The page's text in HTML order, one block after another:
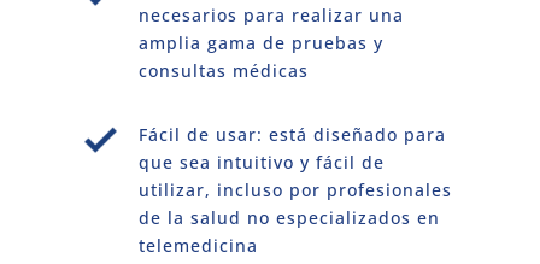
necesarios para realizar una
amplia gama de pruebas y
consultas médicas
Fácil de usar: está diseñado para
que sea intuitivo y fácil de
utilizar, incluso por profesionales
de la salud no especializados en
telemedicina